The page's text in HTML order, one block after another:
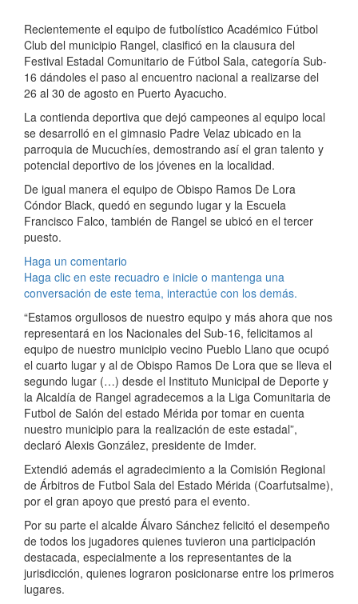
Recientemente el equipo de futbolístico Académico Fútbol
Club del municipio Rangel, clasificó en la clausura del
Festival Estadal Comunitario de Fútbol Sala, categoría Sub-
16 dándoles el paso al encuentro nacional a realizarse del
26 al 30 de agosto en Puerto Ayacucho.
La contienda deportiva que dejó campeones al equipo local
se desarrolló en el gimnasio Padre Velaz ubicado en la
parroquia de Mucuchíes, demostrando así el gran talento y
potencial deportivo de los jóvenes en la localidad.
De igual manera el equipo de Obispo Ramos De Lora
Cóndor Black, quedó en segundo lugar y la Escuela
Francisco Falco, también de Rangel se ubicó en el tercer
puesto.
Haga un comentario
Haga clic en este recuadro e inicie o mantenga una
conversación de este tema, interactúe con los demás.
“Estamos orgullosos de nuestro equipo y más ahora que nos
representará en los Nacionales del Sub-16, felicitamos al
equipo de nuestro municipio vecino Pueblo Llano que ocupó
el cuarto lugar y al de Obispo Ramos De Lora que se lleva el
segundo lugar (…) desde el Instituto Municipal de Deporte y
la Alcaldía de Rangel agradecemos a la Liga Comunitaria de
Futbol de Salón del estado Mérida por tomar en cuenta
nuestro municipio para la realización de este estadal”,
declaró Alexis González, presidente de Imder.
Extendió además el agradecimiento a la Comisión Regional
de Árbitros de Futbol Sala del Estado Mérida (Coarfutsalme),
por el gran apoyo que prestó para el evento.
Por su parte el alcalde Álvaro Sánchez felicitó el desempeño
de todos los jugadores quienes tuvieron una participación
destacada, especialmente a los representantes de la
jurisdicción, quienes lograron posicionarse entre los primeros
lugares.